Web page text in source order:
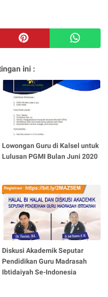
ini :
Lowongan Guru di Kalsel untuk
Lulusan PGMI Bulan Juni 2020
Diskusi Akademik Seputar
Pendidikan Guru Madrasah
Ibtidaiyah Se-Indonesia